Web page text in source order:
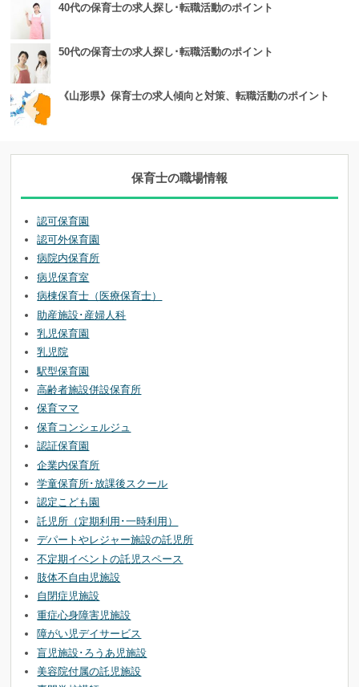
40代の保育士の求人探し･転職活動のポイント
50代の保育士の求人探し･転職活動のポイント
《山形県》保育士の求人傾向と対策、転職活動のポイント
保育士の職場情報
認可保育園
認可外保育園
病院内保育所
病児保育室
病棟保育士（医療保育士）
助産施設･産婦人科
乳児保育園
乳児院
駅型保育園
高齢者施設併設保育所
保育ママ
保育コンシェルジュ
認証保育園
企業内保育所
学童保育所･放課後スクール
認定こども園
託児所（定期利用･一時利用）
デパートやレジャー施設の託児所
不定期イベントの託児スペース
肢体不自由児施設
自閉症児施設
重症心身障害児施設
障がい児デイサービス
盲児施設･ろうあ児施設
美容院付属の託児施設